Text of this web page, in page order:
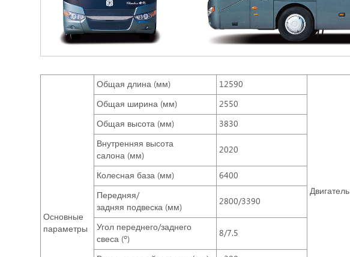
Основные
параметры
Общая длина (мм) 12590
Двигатель
Общая ширина (мм)
2550
Общая высота (мм)
3830
Внутренняя высота
салона (мм)
2020
Колесная база (мм)
6400
Передняя/
задняя подвеска (мм)
2800/3390
Угол переднего/заднего
свеса (º)
8/7.5